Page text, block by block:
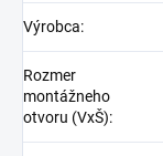
Výrobca:
Rozmer
montážneho
otvoru (VxŠ):